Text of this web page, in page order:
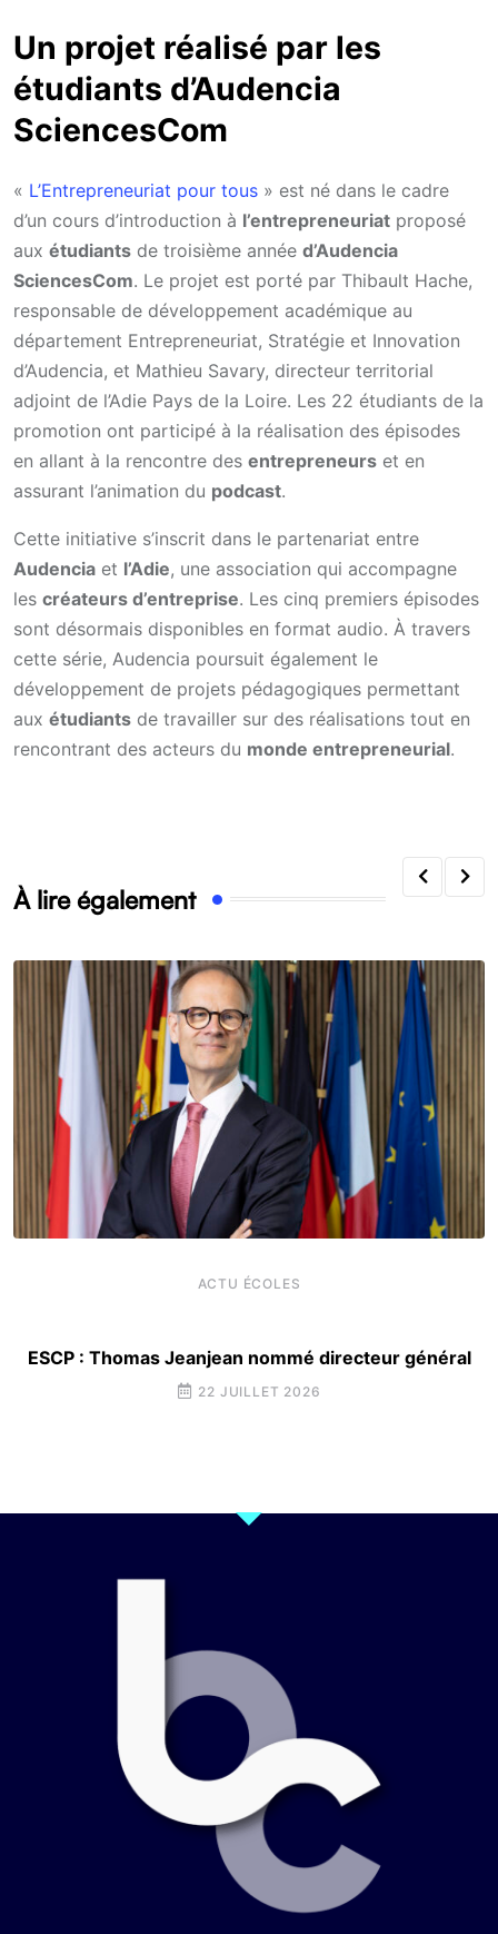
Un projet réalisé par les
étudiants d’Audencia
SciencesCom
« L’Entrepreneuriat pour tous » est né dans le cadre
d’un cours d’introduction à l’entrepreneuriat proposé
aux étudiants de troisième année d’Audencia
SciencesCom. Le projet est porté par Thibault Hache,
responsable de développement académique au
département Entrepreneuriat, Stratégie et Innovation
d’Audencia, et Mathieu Savary, directeur territorial
adjoint de l’Adie Pays de la Loire. Les 22 étudiants de la
promotion ont participé à la réalisation des épisodes
en allant à la rencontre des entrepreneurs et en
assurant l’animation du podcast.
Cette initiative s’inscrit dans le partenariat entre
Audencia et l’Adie, une association qui accompagne
les créateurs d’entreprise. Les cinq premiers épisodes
sont désormais disponibles en format audio. À travers
cette série, Audencia poursuit également le
développement de projets pédagogiques permettant
aux étudiants de travailler sur des réalisations tout en
rencontrant des acteurs du monde entrepreneurial.
À lire également
ACTU ÉCOLES
ESCP : Thomas Jeanjean nommé directeur général
22 JUILLET 2026